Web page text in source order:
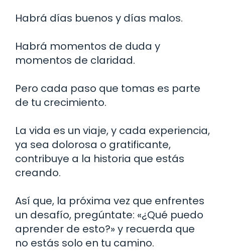
Habrá días buenos y días malos.
Habrá momentos de duda y
momentos de claridad.
Pero cada paso que tomas es parte
de tu crecimiento.
La vida es un viaje, y cada experiencia,
ya sea dolorosa o gratificante,
contribuye a la historia que estás
creando.
Así que, la próxima vez que enfrentes
un desafío, pregúntate: «¿Qué puedo
aprender de esto?» y recuerda que
no estás solo en tu camino.